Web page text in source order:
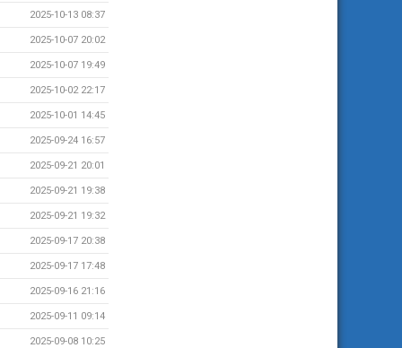
2025-10-13 08:37
2025-10-07 20:02
2025-10-07 19:49
2025-10-02 22:17
2025-10-01 14:45
2025-09-24 16:57
2025-09-21 20:01
2025-09-21 19:38
2025-09-21 19:32
2025-09-17 20:38
2025-09-17 17:48
2025-09-16 21:16
2025-09-11 09:14
2025-09-08 10:25